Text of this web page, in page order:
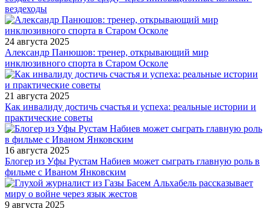
вездеходы
24 августа 2025
Александр Панюшов: тренер, открывающий мир
инклюзивного спорта в Старом Осколе
21 августа 2025
Как инвалиду достичь счастья и успеха: реальные истории и
практические советы
16 августа 2025
Блогер из Уфы Рустам Набиев может сыграть главную роль в
фильме с Иваном Янковским
9 августа 2025